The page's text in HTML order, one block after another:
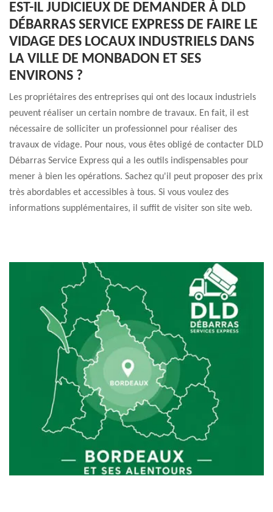
EST-IL JUDICIEUX DE DEMANDER À DLD
DÉBARRAS SERVICE EXPRESS DE FAIRE LE
VIDAGE DES LOCAUX INDUSTRIELS DANS
LA VILLE DE MONBADON ET SES
ENVIRONS ?
Les propriétaires des entreprises qui ont des locaux industriels
peuvent réaliser un certain nombre de travaux. En fait, il est
nécessaire de solliciter un professionnel pour réaliser des
travaux de vidage. Pour nous, vous êtes obligé de contacter DLD
Débarras Service Express qui a les outils indispensables pour
mener à bien les opérations. Sachez qu'il peut proposer des prix
très abordables et accessibles à tous. Si vous voulez des
informations supplémentaires, il suffit de visiter son site web.